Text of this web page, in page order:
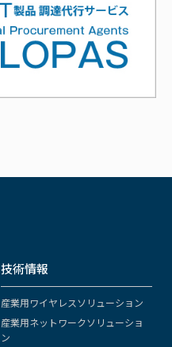
技術情報
産業用ワイヤレスソリューション
産業用ネットワークソリューショ
ン